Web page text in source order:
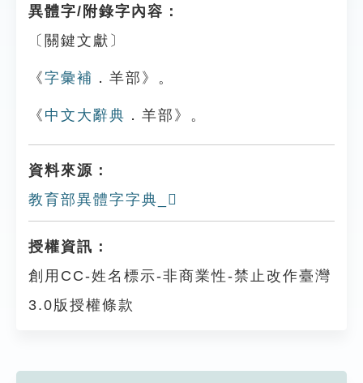
異體字/附錄字內容：
〔關鍵文獻〕
《字彙補 ．羊部》。
《 中文大辭典 ．羊部》。
資料來源：
教育部異體字字典_𦎙
授權資訊：
創用CC-姓名標示-非商業性-禁止改作臺灣
3.0版授權條款